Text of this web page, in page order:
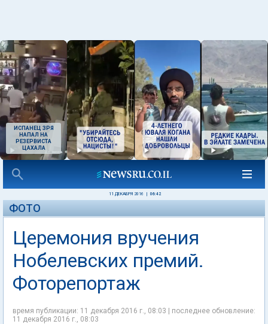
ИСПАНЕЦ ЗРЯ
НАПАЛ НА
РЕЗЕРВИСТА
ЦАХАЛА
11 ДЕКАБРЯ 2016 06:42
ФОТО
Церемония вручения
Нобелевских премий.
Фоторепортаж
время публикации: 11 декабря 2016 г., 08:03 | последнее обновление:
11 декабря 2016 г., 08:03